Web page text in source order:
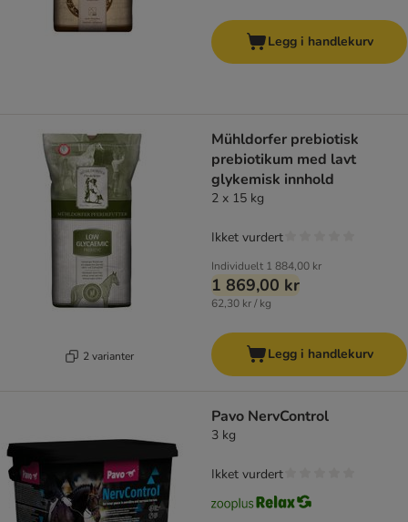
Legg i handlekurv
2 varianter
Mühldorfer prebiotisk
prebiotikum med lavt
glykemisk innhold
2 x 15 kg
Individuelt 1 884,00 kr
1 869,00 kr
62,30 kr / kg
Ikket vurdert
Legg i handlekurv
Pavo NervControl
3 kg
Ikket vurdert